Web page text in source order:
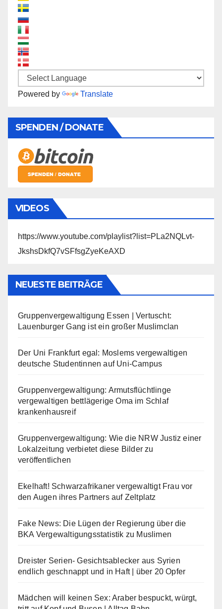
Powered by Translate
SPENDEN / DONATE
VIDEOS
https://www.youtube.com/playlist?list=PLa2NQLvt-
JkshsDkfQ7vSFfsgZyeKeAXD
NEUESTE BEITRÄGE
Gruppenvergewaltigung Essen | Vertuscht:
Lauenburger Gang ist ein großer Muslimclan
Der Uni Frankfurt egal: Moslems vergewaltigen
deutsche Studentinnen auf Uni-Campus
Gruppenvergewaltigung: Armutsflüchtlinge
vergewaltigen bettlägerige Oma im Schlaf
krankenhausreif
Gruppenvergewaltigung: Wie die NRW Justiz einer
Lokalzeitung verbietet diese Bilder zu
veröffentlichen
Ekelhaft! Schwarzafrikaner vergewaltigt Frau vor
den Augen ihres Partners auf Zeltplatz
Fake News: Die Lügen der Regierung über die
BKA Vergewaltigungsstatistik zu Muslimen
Dreister Serien- Gesichtsablecker aus Syrien
endlich geschnappt und in Haft | über 20 Opfer
Mädchen will keinen Sex: Araber bespuckt, würgt,